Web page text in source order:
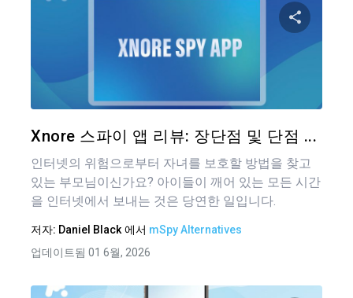
이 기
Xnore 스파이 앱 리뷰: 장단점 및 단점 ...
인터넷의 위험으로부터 자녀를 보호할 방법을 찾고
있는 부모님이신가요? 아이들이 깨어 있는 모든 시간
을 인터넷에서 보내는 것은 당연한 일입니다.
저자: Daniel Black 에서 mSpy Alternatives
업데이트됨 01 6월, 2026